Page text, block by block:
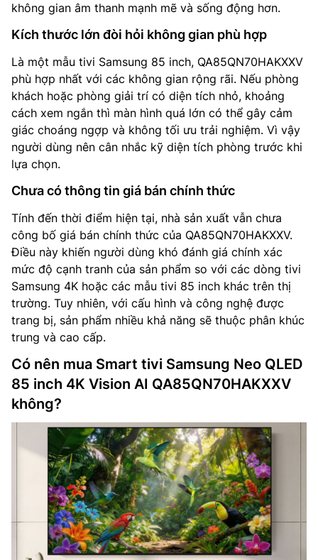
không gian âm thanh mạnh mẽ và sống động hơn.
Kích thước lớn đòi hỏi không gian phù hợp
Là một mẫu tivi Samsung 85 inch, QA85QN70HAKXXV
phù hợp nhất với các không gian rộng rãi. Nếu phòng
khách hoặc phòng giải trí có diện tích nhỏ, khoảng
cách xem ngắn thì màn hình quá lớn có thể gây cảm
giác choáng ngợp và không tối ưu trải nghiệm. Vì vậy
người dùng nên cân nhắc kỹ diện tích phòng trước khi
lựa chọn.
Chưa có thông tin giá bán chính thức
Tính đến thời điểm hiện tại, nhà sản xuất vẫn chưa
công bố giá bán chính thức của QA85QN70HAKXXV.
Điều này khiến người dùng khó đánh giá chính xác
mức độ cạnh tranh của sản phẩm so với các dòng tivi
Samsung 4K hoặc các mẫu tivi 85 inch khác trên thị
trường. Tuy nhiên, với cấu hình và công nghệ được
trang bị, sản phẩm nhiều khả năng sẽ thuộc phân khúc
trung và cao cấp.
Có nên mua Smart tivi Samsung Neo QLED
85 inch 4K Vision AI QA85QN70HAKXXV
không?